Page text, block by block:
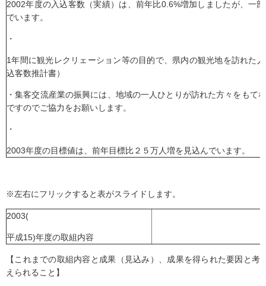
2002年度の入込客数（実績）は、前年比0.6%増加しましたが、一
でいます。
・
1年間に観光レクリェーション等の目的で、県内の観光地を訪れた
込客数推計書）
・集客交流産業の振興には、地域の一人ひとりが訪れた方々をもて
ですのでご協力をお願いします。
・
2003年度の目標値は、前年目標比２５万人増を見込んでいます。
※左右にフリックすると表がスライドします。
2003(
平成15)年度の取組内容
【これまでの取組内容と成果（見込み）、成果を得られた要因と考
えられること】